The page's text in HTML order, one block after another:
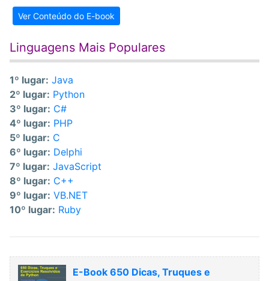
Ver Conteúdo do E-book
Linguagens Mais Populares
1º lugar: Java
2º lugar: Python
3º lugar: C#
4º lugar: PHP
5º lugar: C
6º lugar: Delphi
7º lugar: JavaScript
8º lugar: C++
9º lugar: VB.NET
10º lugar: Ruby
E-Book 650 Dicas, Truques e